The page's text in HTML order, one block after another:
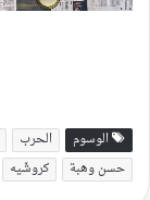
الوسوم الحرب
حسن وهبة
كروشّيه